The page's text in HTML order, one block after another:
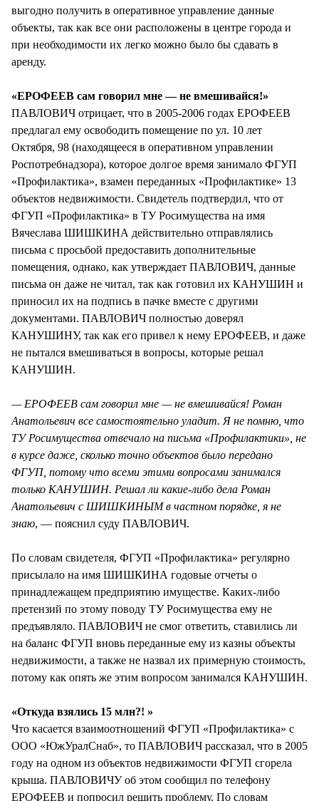
выгодно получить в оперативное управление данные
объекты, так как все они расположены в центре города и
при необходимости их легко можно было бы сдавать в
аренду.
«ЕРОФЕЕВ сам говорил мне — не вмешивайся!»
ПАВЛОВИЧ отрицает, что в 2005-2006 годах ЕРОФЕЕВ
предлагал ему освободить помещение по ул. 10 лет
Октября, 98 (находящееся в оперативном управлении
Роспотребнадзора), которое долгое время занимало ФГУП
«Профилактика», взамен переданных «Профилактике» 13
объектов недвижимости. Свидетель подтвердил, что от
ФГУП «Профилактика» в ТУ Росимущества на имя
Вячеслава ШИШКИНА действительно отправлялись
письма с просьбой предоставить дополнительные
помещения, однако, как утверждает ПАВЛОВИЧ, данные
письма он даже не читал, так как готовил их КАНУШИН и
приносил их на подпись в пачке вместе с другими
документами. ПАВЛОВИЧ полностью доверял
КАНУШИНУ, так как его привел к нему ЕРОФЕЕВ, и даже
не пытался вмешиваться в вопросы, которые решал
КАНУШИН.
— ЕРОФЕЕВ сам говорил мне — не вмешивайся! Роман
Анатольевич все самостоятельно уладит. Я не помню, что
ТУ Росимущества отвечало на письма «Профилактики», не
в курсе даже, сколько точно объектов было передано
ФГУП, потому что всеми этими вопросами занимался
только КАНУШИН. Решал ли какие-либо дела Роман
Анатольевич с ШИШКИНЫМ в частном порядке, я не
знаю, — пояснил суду ПАВЛОВИЧ.
По словам свидетеля, ФГУП «Профилактика» регулярно
присылало на имя ШИШКИНА годовые отчеты о
принадлежащем предприятию имуществе. Каких-либо
претензий по этому поводу ТУ Росимущества ему не
предъявляло. ПАВЛОВИЧ не смог ответить, ставились ли
на баланс ФГУП вновь переданные ему из казны объекты
недвижимости, а также не назвал их примерную стоимость,
потому как опять же этим вопросом занимался КАНУШИН.
«Откуда взялись 15 млн?! »
Что касается взаимоотношений ФГУП «Профилактика» с
ООО «ЮжУралСнаб», то ПАВЛОВИЧ рассказал, что в 2005
году на одном из объектов недвижимости ФГУП сгорела
крыша. ПАВЛОВИЧУ об этом сообщил по телефону
ЕРОФЕЕВ и попросил решить проблему. По словам